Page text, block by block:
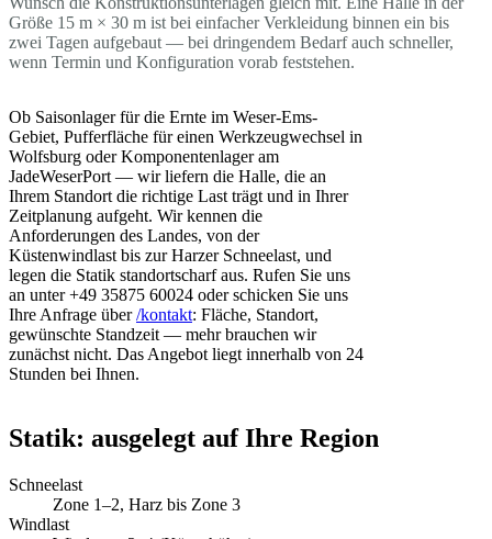
Größe 15 m × 30 m ist bei einfacher Verkleidung binnen ein bis
zwei Tagen aufgebaut — bei dringendem Bedarf auch schneller,
wenn Termin und Konfiguration vorab feststehen.
Ob Saisonlager für die Ernte im Weser-Ems-
Gebiet, Pufferfläche für einen Werkzeugwechsel in
Wolfsburg oder Komponentenlager am
JadeWeserPort — wir liefern die Halle, die an
Ihrem Standort die richtige Last trägt und in Ihrer
Zeitplanung aufgeht. Wir kennen die
Anforderungen des Landes, von der
Küstenwindlast bis zur Harzer Schneelast, und
legen die Statik standortscharf aus. Rufen Sie uns
an unter +49 35875 60024 oder schicken Sie uns
Ihre Anfrage über/kontakt: Fläche, Standort,
gewünschte Standzeit — mehr brauchen wir
zunächst nicht. Das Angebot liegt innerhalb von 24
Stunden bei Ihnen.
Statik: ausgelegt auf Ihre Region
Schneelast
Zone 1–2, Harz bis Zone 3
Windlast